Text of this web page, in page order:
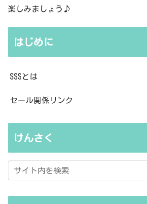
楽しみましょう♪
はじめに
SSSとは
セール関係リンク
けんさく